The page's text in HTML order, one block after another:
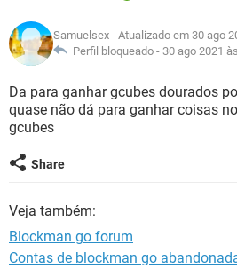
GUIA DE COMPRAS
INSTAGRAM
GUIA DE COMPRAS
CELULAR
OUTLOOK
GUIA DE COMPRAS
JOGOS
CELULAR
OUTLOOK
INSTAGRAM
GUIA DE COMPRAS
GLOSSÁRIO
CELULAR
INSTAGRAM
GUIA DE COMPRAS
Samuelsex - Atualizado em 30 ago
Perfil bloqueado - 30 ago 2021
Da para ganhar gcubes dourados
quase não dá para ganhar coisas
gcubes
Share
Veja também:
Blockman go forum
Contas de blockman go